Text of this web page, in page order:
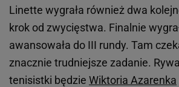
Linette wygrała również dwa
krok od zwycięstwa. Finalnie
awansowała do III rundy. Tam
znacznie trudniejsze zadanie.
tenisistki będzie Wiktoria Azarenka